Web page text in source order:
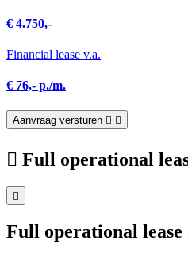
€ 4.750,-
Financial lease v.a.
€ 76,- p./m.
Aanvraag versturen
Full operational
Full operational lease